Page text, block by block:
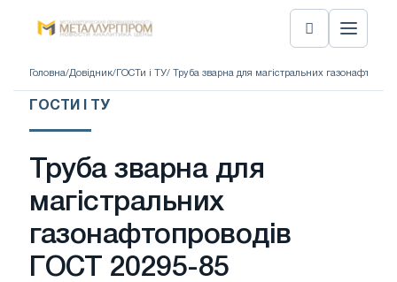
Головна/Довідник/ ГОСТи і ТУ/ Труба зварна для магістральних
ГОСТИ І ТУ
Труба зварна для
магістральних
газонафтопроводів
ГОСТ 20295-85